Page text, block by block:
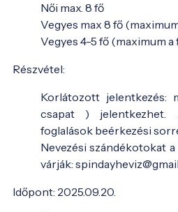
Női max. 8 fő
Vegyes max 8 fő
Vegyes 4-5 fő (maximum a
Részvétel:
Korlátozott jelentkezés:
csapat )
foglalások beérkezési
Nevezési szándékotokat
várják:
Időpont: 2025.09.20.